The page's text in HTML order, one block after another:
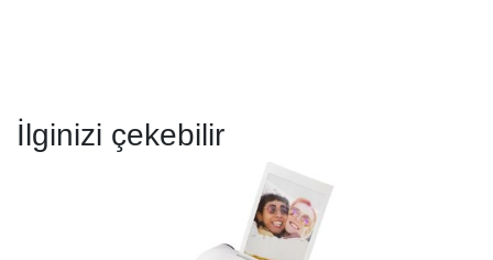
İlginizi çekebilir